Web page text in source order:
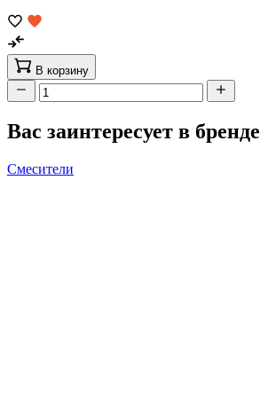
В корзину
Вас заинтересует в бренде
Смесители